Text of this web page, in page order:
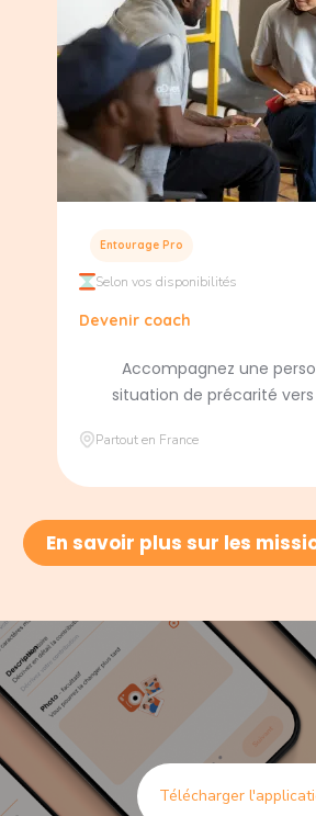
Entourage Pro
Selon vos disponibilités
Devenir coach
Accompagnez une
situation de précarité
Partout en France
En savoir plus sur les
Télécharger